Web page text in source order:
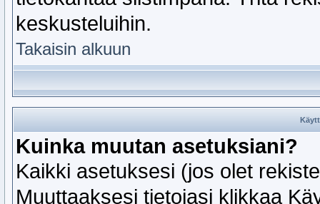
keskusteluihin.
Takaisin alkuun
Kuinka muutan asetuksiani?
Kaikki asetuksesi (jos olet
Muuttaaksesi tietojasi klikkaa